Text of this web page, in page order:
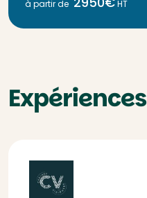
à partir de HT
Expériences